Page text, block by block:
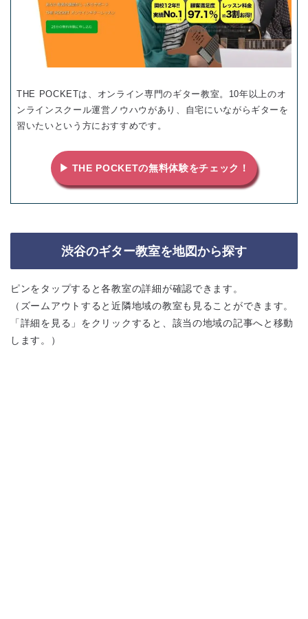
THE POCKETは、オンライン専門のギター教室。10年以上のオ
ンラインスクール運営ノウハウがあり、自宅にいながらギターを
習いたいという方におすすめです。
▶ THE POCKETの無料体験をチェック！
渋谷のギター教室を地図から探す
ピンをタップすると各教室の詳細が確認できます。
（ズームアウトすると近隣地域の教室も見ることができます。
「詳細を見る」をクリックすると、該当の地域の記事へと移動
します。）